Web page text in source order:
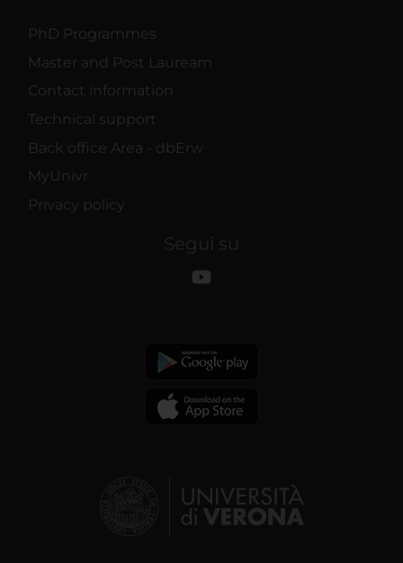
PhD Programmes
Master and Post Lauream
Contact information
Technical support
Back office Area - dbErw
MyUnivr
Privacy policy
Segui su